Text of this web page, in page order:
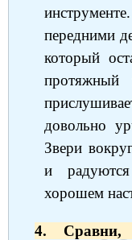
передними
который
протяжный
довольно
Звери
и
хорошем
4. Сравни,